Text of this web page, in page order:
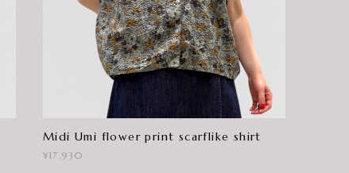
Midi Umi flower print scarflike shirt
¥17,930